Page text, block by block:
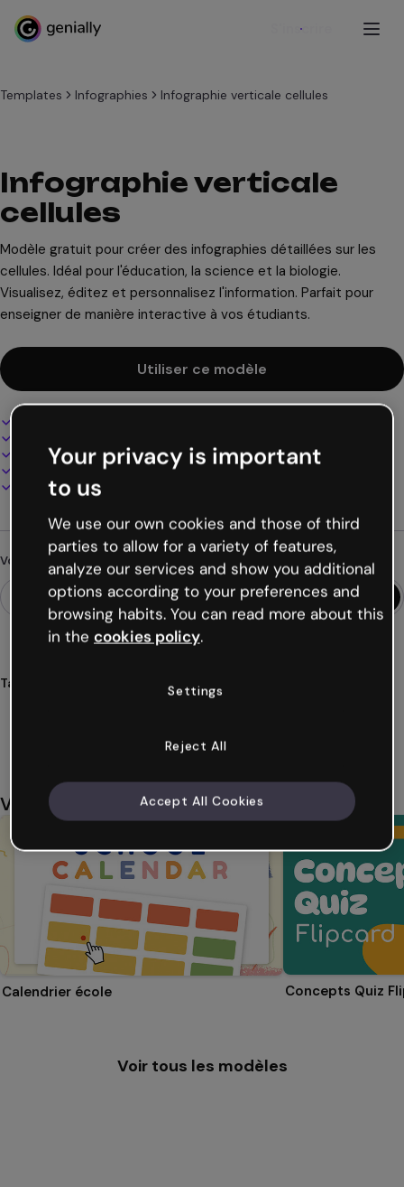
S'inscrire
Templates Infographies Infographie verticale cellules
Infographie verticale
cellules
Modèle gratuit pour créer des infographies détaillées sur les
cellules. Idéal pour l'éducation, la science et la biologie.
Visualisez, éditez et personnalisez l'information. Parfait pour
enseigner de manière interactive à vos étudiants.
Utiliser ce modèle
Ajoutez audio, vidéo et multimédia
Présentez, partagez ou publiez en ligne
Téléchargez en PDF, MP4 et autres formats
Vous cherchez autre chose ?
Tags
cellules
Vous aimerez aussi
Calendrier école Concepts Quiz
Voir tous les modèles
Your privacy is important
to us
We use our own cookies and those of third
parties to allow for a variety of features,
analyze our services and show you additional
options according to your preferences and
browsing habits. You can read more about this
in the cookies policy.
Settings
Reject All
Accept All Cookies